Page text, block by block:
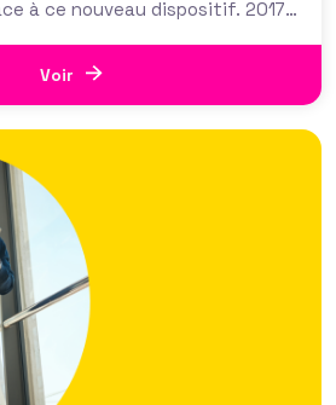
à ce nouveau dispositif. 2017
fiscales… Et pourtant !
chez certains collecteurs ISF,
Voir